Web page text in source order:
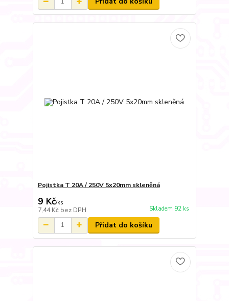
Pojistka T 20A / 250V 5x20mm skleněná
9 Kč/ks
7,44 Kč bez DPH Skladem 92 ks
Přidat do košíku